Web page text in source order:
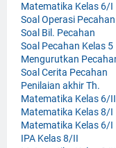
Matematika Kelas 6/I
Soal Operasi Pecahan
Soal Bil. Pecahan
Soal Pecahan Kelas 5
Mengurutkan
Soal Cerita Pecahan
Penilaian akhir Th.
Matematika Kelas 6/II
Matematika Kelas 8/I
Matematika Kelas 6/I
IPA Kelas 8/II